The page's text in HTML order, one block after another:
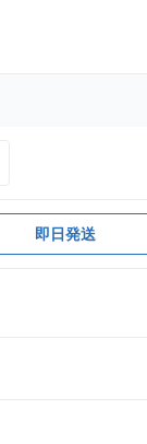
即日発送